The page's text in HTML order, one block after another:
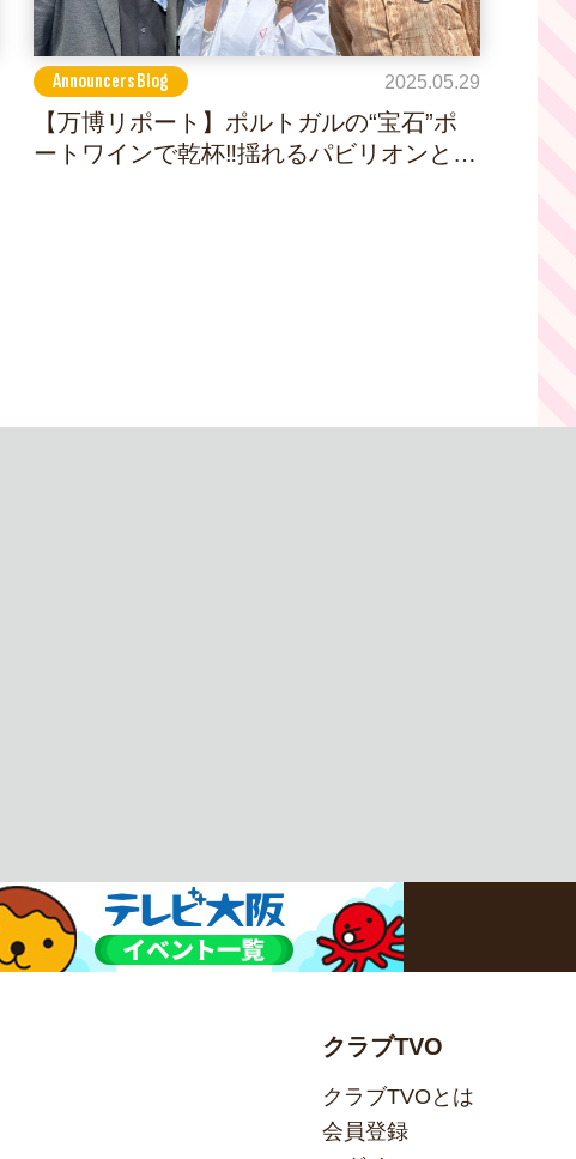
Announcers Blog 2025.05.29
【万博リポート】ポルトガルの“宝石”ポ
ートワインで乾杯‼揺れるパビリオンと時
クラブTVO
クラブTVOとは
会員登録